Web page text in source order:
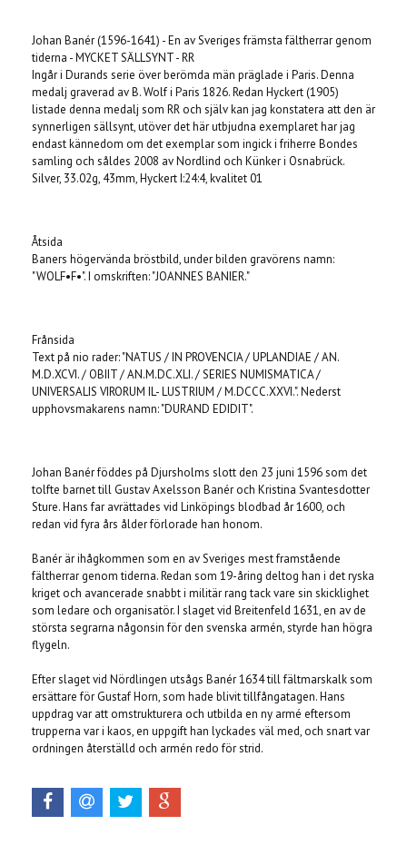
Johan Banér (1596-1641) - En av Sveriges främsta fältherrar genom
tiderna - MYCKET SÄLLSYNT - RR
Ingår i Durands serie över berömda män präglade i Paris. Denna
medalj graverad av B. Wolf i Paris 1826. Redan Hyckert (1905)
listade denna medalj som RR och själv kan jag konstatera att den är
synnerligen sällsynt, utöver det här utbjudna exemplaret har jag
endast kännedom om det exemplar som ingick i friherre Bondes
samling och såldes 2008 av Nordlind och Künker i Osnabrück.
Silver, 33.02g, 43mm, Hyckert I:24:4, kvalitet 01
Åtsida
Baners högervända bröstbild, under bilden gravörens namn:
"WOLF•F•". I omskriften: "JOANNES BANIER."
Frånsida
Text på nio rader: "NATUS / IN PROVENCIA / UPLANDIAE / AN.
M.D.XCVI. / OBIIT / AN.M.DC.XLI. / SERIES NUMISMATICA /
UNIVERSALIS VIRORUM IL- LUSTRIUM / M.DCCC.XXVI.". Nederst
upphovsmakarens namn: "DURAND EDIDIT".
Johan Banér föddes på Djursholms slott den 23 juni 1596 som det
tolfte barnet till Gustav Axelsson Banér och Kristina Svantesdotter
Sture. Hans far avrättades vid Linköpings blodbad år 1600, och
redan vid fyra års ålder förlorade han honom.
Banér är ihågkommen som en av Sveriges mest framstående
fältherrar genom tiderna. Redan som 19-åring deltog han i det ryska
kriget och avancerade snabbt i militär rang tack vare sin skicklighet
som ledare och organisatör. I slaget vid Breitenfeld 1631, en av de
största segrarna någonsin för den svenska armén, styrde han högra
flygeln.
Efter slaget vid Nördlingen utsågs Banér 1634 till fältmarskalk som
ersättare för Gustaf Horn, som hade blivit tillfångatagen. Hans
uppdrag var att omstrukturera och utbilda en ny armé eftersom
trupperna var i kaos, en uppgift han lyckades väl med, och snart var
ordningen återställd och armén redo för strid.